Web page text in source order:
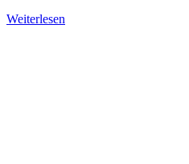
Weiterlesen